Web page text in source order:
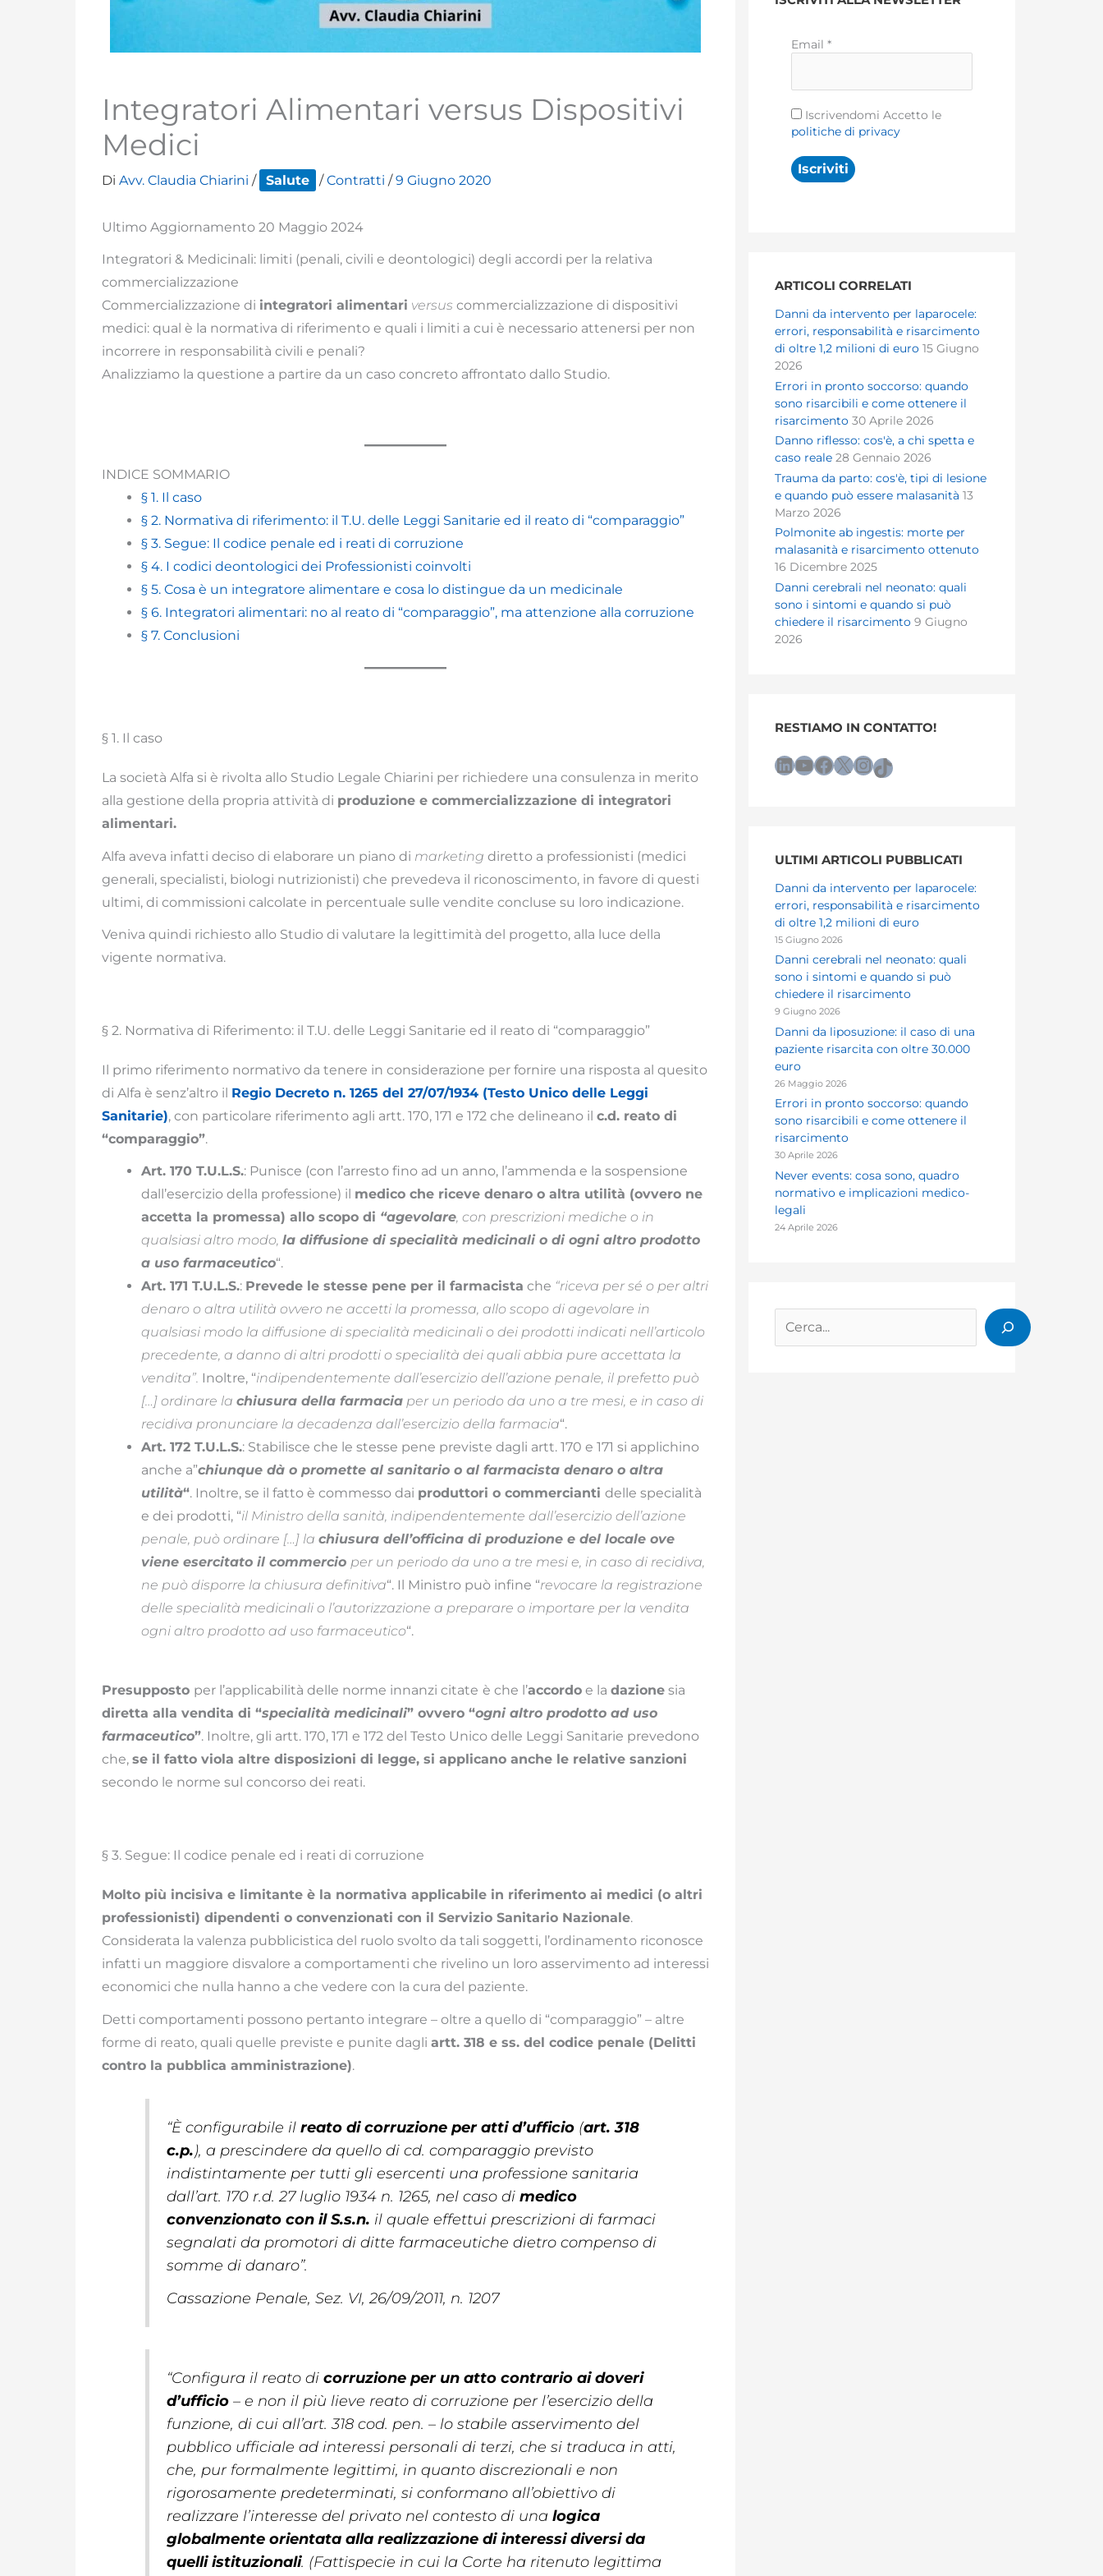
Integratori Alimentari versus Dispositivi
Medici
Di Avv. Claudia Chiarini / Salute /Contratti /9 Giugno 2020
Ultimo Aggiornamento 20 Maggio 2024
Integratori & Medicinali: limiti (penali, civili e deontologici) degli accordi per la relativa
commercializzazione
Commercializzazione di integratori alimentari versus commercializzazione di dispositivi
medici: qual è la normativa di riferimento e quali i limiti a cui è necessario attenersi per non
incorrere in responsabilità civili e penali?
Analizziamo la questione a partire da un caso concreto affrontato dallo Studio.
INDICE SOMMARIO
§ 1. Il caso
§ 2. Normativa di riferimento: il T.U. delle Leggi Sanitarie ed il reato di “comparaggio”
§ 3. Segue: Il codice penale ed i reati di corruzione
§ 4. I codici deontologici dei Professionisti coinvolti
§ 5. Cosa è un integratore alimentare e cosa lo distingue da un medicinale
§ 6. Integratori alimentari: no al reato di “comparaggio”, ma attenzione alla corruzione
§ 7. Conclusioni
§ 1. Il caso
La società Alfa si è rivolta allo Studio Legale Chiarini per richiedere una consulenza in merito
alla gestione della propria attività di produzione e commercializzazione di integratori
alimentari.
Alfa aveva infatti deciso di elaborare un piano di marketing diretto a professionisti (medici
generali, specialisti, biologi nutrizionisti) che prevedeva il riconoscimento, in favore di questi
ultimi, di commissioni calcolate in percentuale sulle vendite concluse su loro indicazione.
Veniva quindi richiesto allo Studio di valutare la legittimità del progetto, alla luce della
vigente normativa.
§ 2. Normativa di Riferimento: il T.U. delle Leggi Sanitarie ed il reato di “comparaggio”
Il primo riferimento normativo da tenere in considerazione per fornire una risposta al quesito
di Alfa è senz’altro il Regio Decreto n. 1265 del 27/07/1934 (Testo Unico delle Leggi
Sanitarie), con particolare riferimento agli artt. 170, 171 e 172 che delineano il c.d. reato di
“comparaggio”.
Art. 170 T.U.L.S.: Punisce (con l’arresto fino ad un anno, l’ammenda e la sospensione
dall’esercizio della professione) il medico che riceve denaro o altra utilità (ovvero ne
accetta la promessa) allo scopo di “agevolare, con prescrizioni mediche o in
qualsiasi altro modo, la diffusione di specialità medicinali o di ogni altro prodotto
a uso farmaceutico“.
Art. 171 T.U.L.S.: Prevede le stesse pene per il farmacista che “riceva per sé o per altri
denaro o altra utilità ovvero ne accetti la promessa, allo scopo di agevolare in
qualsiasi modo la diffusione di specialità medicinali o dei prodotti indicati nell’articolo
precedente, a danno di altri prodotti o specialità dei quali abbia pure accettata la
vendita”. Inoltre, “indipendentemente dall’esercizio dell’azione penale, il prefetto può
[…] ordinare la chiusura della farmacia per un periodo da uno a tre mesi, e in caso di
recidiva pronunciare la decadenza dall’esercizio della farmacia“.
Art. 172 T.U.L.S.: Stabilisce che le stesse pene previste dagli artt. 170 e 171 si applichino
anche a”chiunque dà o promette al sanitario o al farmacista denaro o altra
utilità“. Inoltre, se il fatto è commesso dai produttori o commercianti delle specialità
e dei prodotti, “il Ministro della sanità, indipendentemente dall’esercizio dell’azione
penale, può ordinare […] la chiusura dell’officina di produzione e del locale ove
viene esercitato il commercio per un periodo da uno a tre mesi e, in caso di recidiva,
ne può disporre la chiusura definitiva“. Il Ministro può infine “revocare la registrazione
delle specialità medicinali o l’autorizzazione a preparare o importare per la vendita
ogni altro prodotto ad uso farmaceutico“.
Presupposto per l’applicabilità delle norme innanzi citate è che l’accordo e la dazione sia
diretta alla vendita di “specialità medicinali” ovvero “ogni altro prodotto ad uso
farmaceutico”. Inoltre, gli artt. 170, 171 e 172 del Testo Unico delle Leggi Sanitarie prevedono
che, se il fatto viola altre disposizioni di legge, si applicano anche le relative sanzioni
secondo le norme sul concorso dei reati.
§ 3. Segue: Il codice penale ed i reati di corruzione
Molto più incisiva e limitante è la normativa applicabile in riferimento ai medici (o altri
professionisti) dipendenti o convenzionati con il Servizio Sanitario Nazionale.
Considerata la valenza pubblicistica del ruolo svolto da tali soggetti, l’ordinamento riconosce
infatti un maggiore disvalore a comportamenti che rivelino un loro asservimento ad interessi
economici che nulla hanno a che vedere con la cura del paziente.
Detti comportamenti possono pertanto integrare – oltre a quello di “comparaggio” – altre
forme di reato, quali quelle previste e punite dagli artt. 318 e ss. del codice penale (Delitti
contro la pubblica amministrazione).
“È configurabile il reato di corruzione per atti d’ufficio (art. 318
c.p.), a prescindere da quello di cd. comparaggio previsto
indistintamente per tutti gli esercenti una professione sanitaria
dall’art. 170 r.d. 27 luglio 1934 n. 1265, nel caso di medico
convenzionato con il S.s.n. il quale effettui prescrizioni di farmaci
segnalati da promotori di ditte farmaceutiche dietro compenso di
somme di danaro”.
Cassazione Penale, Sez. VI, 26/09/2011, n. 1207
“Configura il reato di corruzione per un atto contrario ai doveri
d’ufficio– e non il più lieve reato di corruzione per l’esercizio della
funzione, di cui all’art. 318 cod. pen. – lo stabile asservimento del
pubblico ufficiale ad interessi personali di terzi, che si traduca in atti,
che, pur formalmente legittimi, in quanto discrezionali e non
rigorosamente predeterminati, si conformano all’obiettivo di
realizzare l’interesse del privato nel contesto di una logica
globalmente orientata alla realizzazione di interessi diversi da
quelli istituzionali. (Fattispecie in cui la Corte ha ritenuto legittima
Email *
Iscrivendomi Accetto le
politiche di privacy
ARTICOLI CORRELATI
Danni da intervento per laparocele:
errori, responsabilità e risarcimento
di oltre 1,2 milioni di euro 15 Giugno
2026
Errori in pronto soccorso: quando
sono risarcibili e come ottenere il
risarcimento 30 Aprile 2026
Danno riflesso: cos'è, a chi spetta e
caso reale 28 Gennaio 2026
Trauma da parto: cos'è, tipi di lesione
e quando può essere malasanità 13
Marzo 2026
Polmonite ab ingestis: morte per
malasanità e risarcimento ottenuto
16 Dicembre 2025
Danni cerebrali nel neonato: quali
sono i sintomi e quando si può
chiedere il risarcimento 9 Giugno
2026
RESTIAMO IN CONTATTO!
LinkedIn YouTube Facebook X InstagramTikTok
ULTIMI ARTICOLI PUBBLICATI
Danni da intervento per laparocele:
errori, responsabilità e risarcimento
di oltre 1,2 milioni di euro
15 Giugno 2026
Danni cerebrali nel neonato: quali
sono i sintomi e quando si può
chiedere il risarcimento
9 Giugno 2026
Danni da liposuzione: il caso di una
paziente risarcita con oltre 30.000
euro
26 Maggio 2026
Errori in pronto soccorso: quando
sono risarcibili e come ottenere il
risarcimento
30 Aprile 2026
Never events: cosa sono, quadro
normativo e implicazioni medico-
legali
24 Aprile 2026